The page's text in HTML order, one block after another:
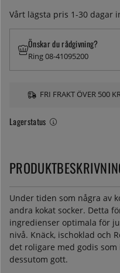
Vårt lägsta pris 1-30 dagar
Lagerstatus
Önskar du rådgivning?
Ring 08-41095200
FRI FRAKT ÖVER 500
Under tiden som några av
andra kokat socker. Detta
ingredienser optimala för
nivå. Knäck, ischoklad och
det roligare med godis
dessutom gott.